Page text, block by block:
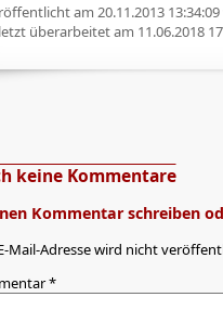
am 20.11.2013 13:34:09
überarbeitet am 11.06.2018
keine Kommentare
Kommentar schreiben
Mail-Adresse wird nicht
*